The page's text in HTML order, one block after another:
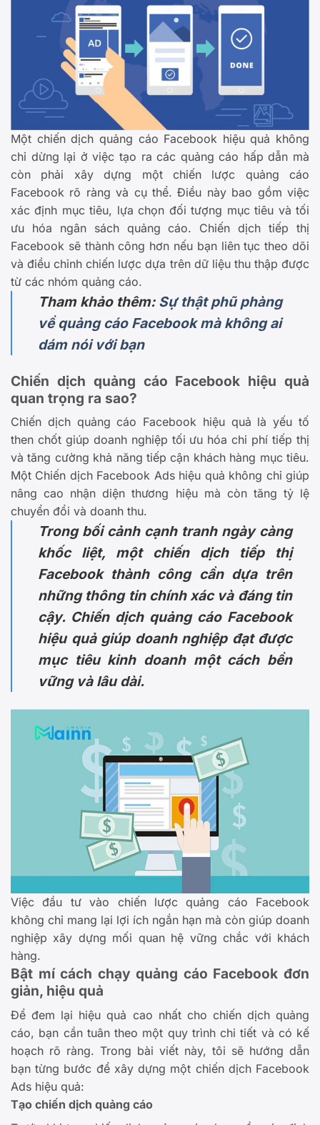
Một chiến dịch quảng cáo Facebook hiệu quả không
chỉ dừng lại ở việc tạo ra các quảng cáo hấp dẫn mà
còn phải xây dựng một chiến lược quảng cáo
Facebook rõ ràng và cụ thể. Điều này bao gồm việc
xác định mục tiêu, lựa chọn đối tượng mục tiêu và tối
ưu hóa ngân sách quảng cáo. Chiến dịch tiếp thị
Facebook sẽ thành công hơn nếu bạn liên tục theo dõi
và điều chỉnh chiến lược dựa trên dữ liệu thu thập được
từ các nhóm quảng cáo.
Tham khảo thêm: Sự thật phũ phàng
về quảng cáo Facebook mà không ai
dám nói với bạn
Chiến dịch quảng cáo Facebook hiệu quả
quan trọng ra sao?
Chiến dịch quảng cáo Facebook hiệu quả là yếu tố
then chốt giúp doanh nghiệp tối ưu hóa chi phí tiếp thị
và tăng cường khả năng tiếp cận khách hàng mục tiêu.
Một Chiến dịch Facebook Ads hiệu quả không chỉ giúp
nâng cao nhận diện thương hiệu mà còn tăng tỷ lệ
chuyển đổi và doanh thu.
Trong bối cảnh cạnh tranh ngày càng
khốc liệt, một chiến dịch tiếp thị
Facebook thành công cần dựa trên
những thông tin chính xác và đáng tin
cậy. Chiến dịch quảng cáo Facebook
hiệu quả giúp doanh nghiệp đạt được
mục tiêu kinh doanh một cách bền
vững và lâu dài.
Việc đầu tư vào chiến lược quảng cáo Facebook
không chỉ mang lại lợi ích ngắn hạn mà còn giúp doanh
nghiệp xây dựng mối quan hệ vững chắc với khách
hàng.
Bật mí cách chạy quảng cáo Facebook đơn
giản, hiệu quả
Để đem lại hiệu quả cao nhất cho chiến dịch quảng
cáo, bạn cần tuân theo một quy trình chi tiết và có kế
hoạch rõ ràng. Trong bài viết này, tôi sẽ hướng dẫn
bạn từng bước để xây dựng một chiến dịch Facebook
Ads hiệu quả:
Tạo chiến dịch quảng cáo